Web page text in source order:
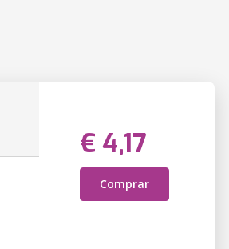
€ 4,17
Comprar